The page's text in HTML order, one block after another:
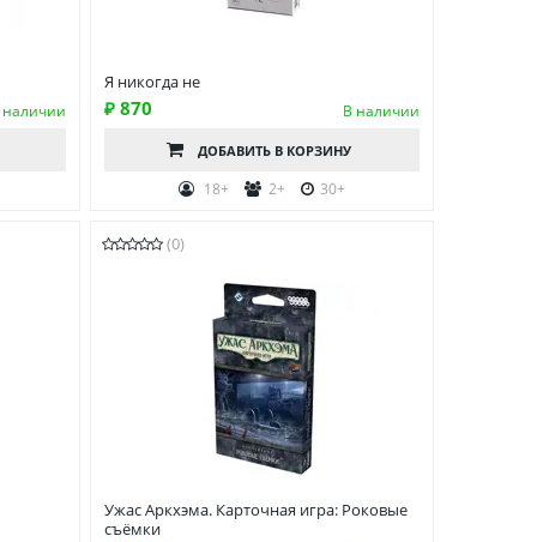
Я никогда не
₽ 870 В наличии
ДОБАВИТЬ В КОРЗИНУ
18+ 2+ 30+
(0)
Ужас Аркхэма. Карточная игра: Роковые
съёмки